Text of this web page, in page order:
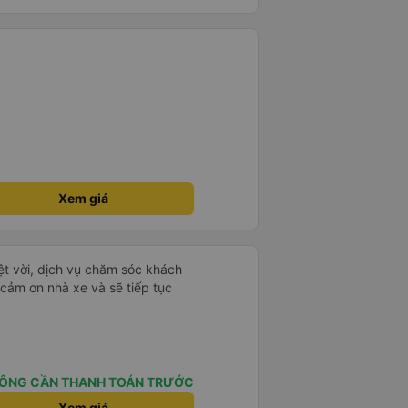
rất nhiều. Nếu bạn chưa biết
Maps hoạt động như thế
Chuyện gì xảy ra với
và tôi đang nói về nó. ạn
nghĩ tài xế đã giúp tôi vì nhìn
nghĩ rằng sẽ rất nguy hiểm
Xem giá
vời, dịch vụ chăm sóc khách
ơn nhà xe và sẽ tiếp tục
CẦN THANH TOÁN TRƯỚC